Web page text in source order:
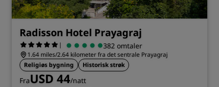
Radisson Hotel Prayagraj
| 382 omtaler
1.64 miles/2.64 kilometer fra det sentrale Prayagraj
Religiøs bygning
Historisk strøk
FraUSD 44/natt